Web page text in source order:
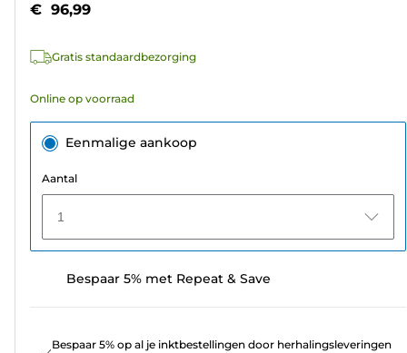
sterren.
beoordelingen
€ 96,99
Gratis standaardbezorging
Online op voorraad
Eenmalige aankoop
Aantal
1
Bespaar 5% met Repeat & Save
Bespaar 5% op al je inktbestellingen door herhalingsleveringen